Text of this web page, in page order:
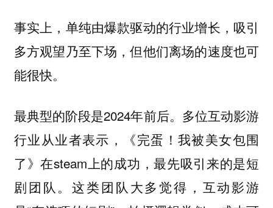
事实上，单纯由爆款驱动的行业增长，吸引
多方观望乃至下场，但他们离场的速度也可
能很快。
最典型的阶段是2024年前后。多位互动影游
行业从业者表示，《完蛋！我被美女包围
了》在steam上的成功，最先吸引来的是短
剧团队。这类团队大多觉得，互动影游